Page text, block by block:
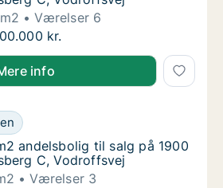
Værelser 6
andelsbolig til salg på 1900
kr.
info
andelsbolig til salg på 1900
til salg på 1900
andelsbolig til salg på 1900
andelsbolig til salg på 1900
C, Vodroffsvej
Værelser 3